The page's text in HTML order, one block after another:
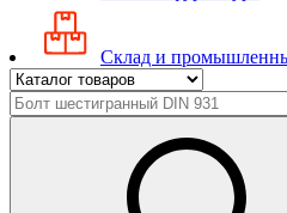
Склад и